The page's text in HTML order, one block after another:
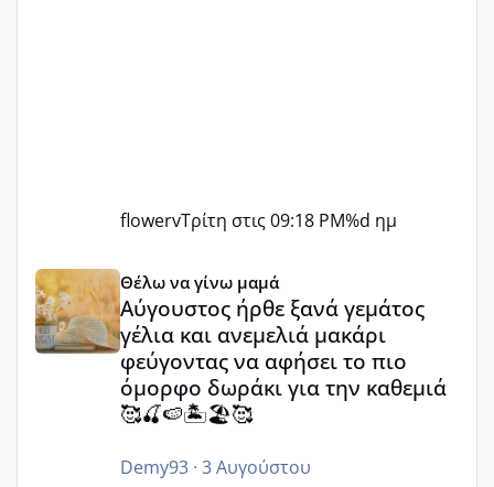
flowervΤρίτη στις 09:18 PM%d ημ
Αύγουστος ήρθε ξανά γεμάτος γέλια και ανεμελιά
Θέλω να γίνω μαμά
Αύγουστος ήρθε ξανά γεμάτος
γέλια και ανεμελιά μακάρι
φεύγοντας να αφήσει το πιο
όμορφο δωράκι για την καθεμιά
🥰🍒🍉🏝️🏖️🥰
Demy93· 3 Αυγούστου